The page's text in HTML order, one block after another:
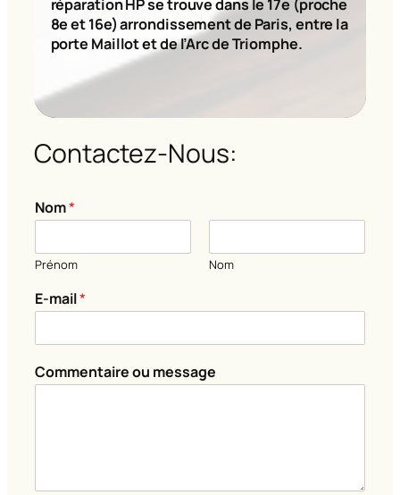
réparation HP se trouve dans le 17e (proche
8e et 16e) arrondissement de Paris, entre la
porte Maillot et de l’Arc de Triomphe.
Contactez-Nous:
Nom*
Prénom Nom
E-mail*
E
-
o
Commentaire ou message